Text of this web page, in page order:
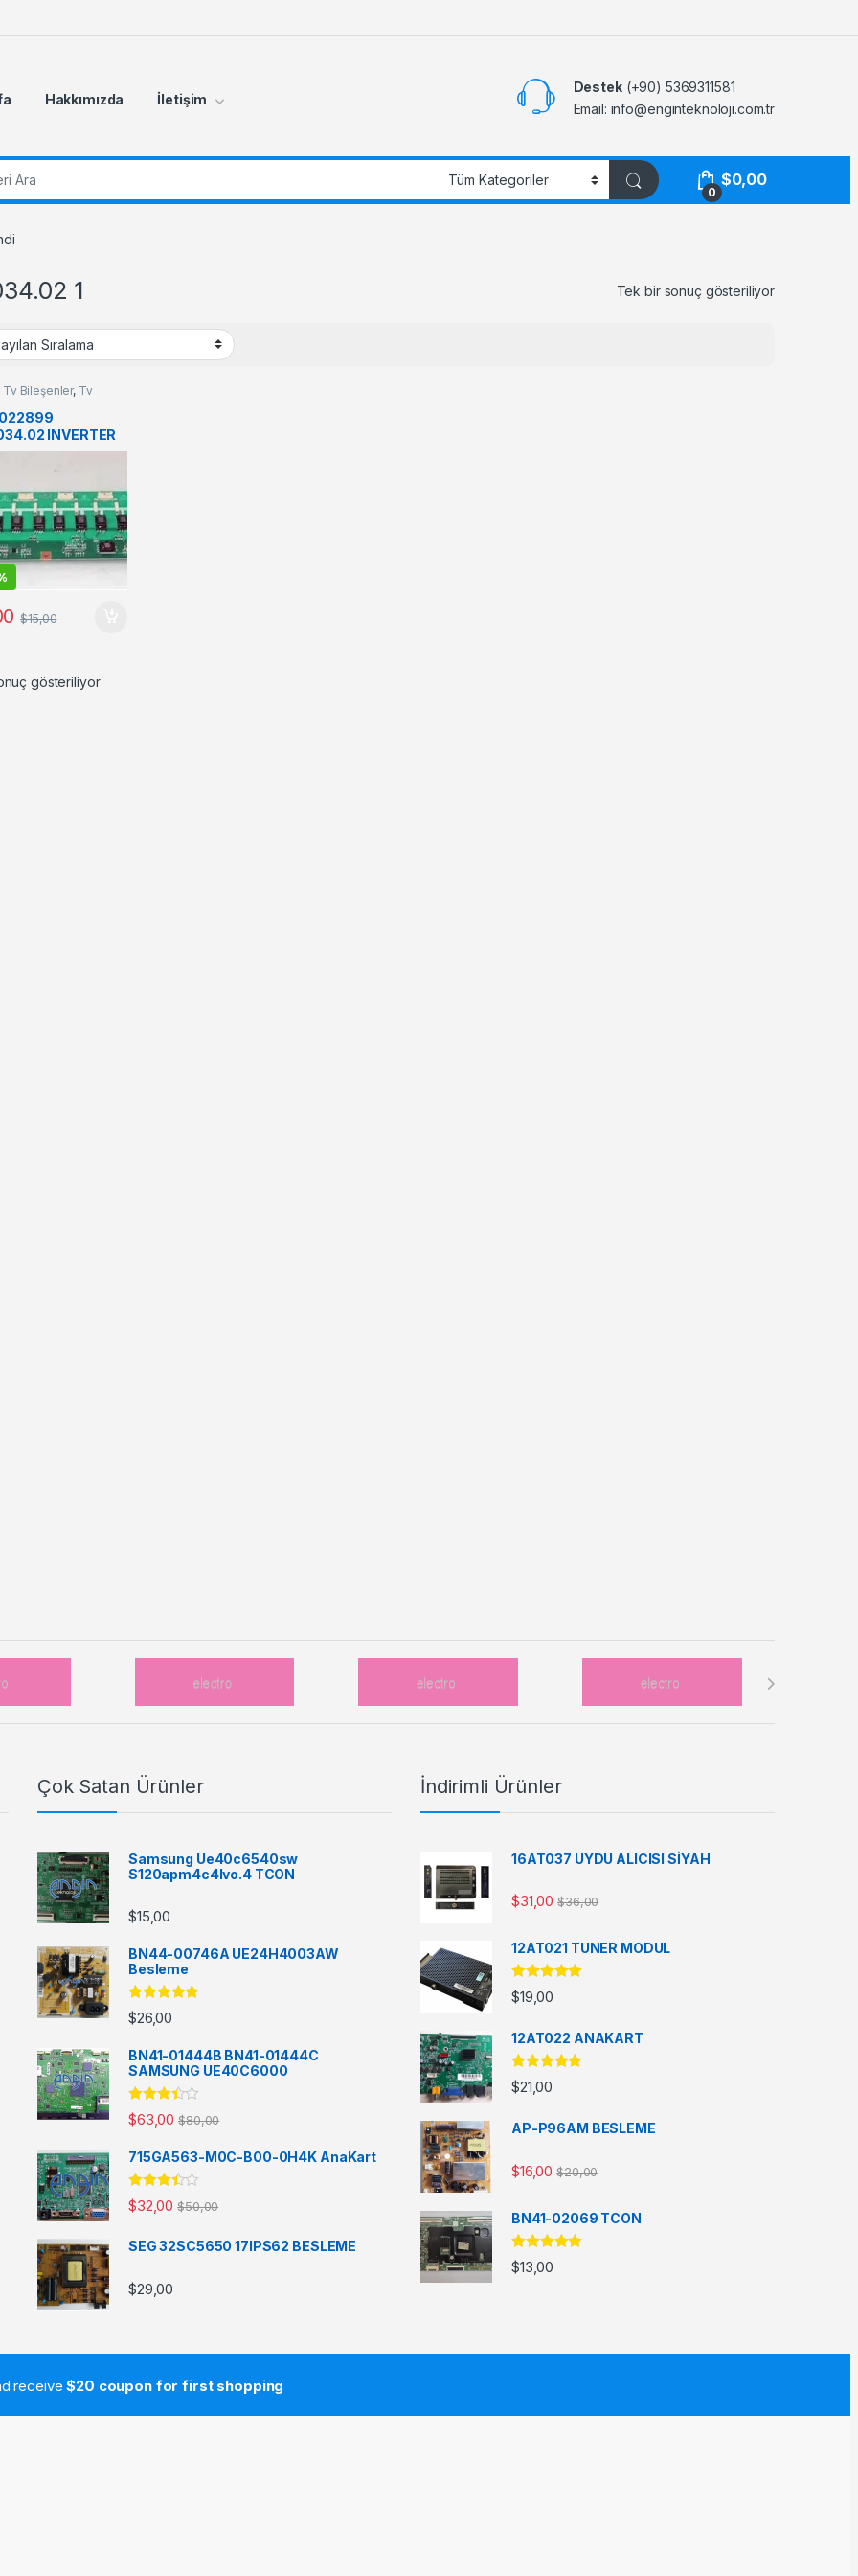
Hakkımızda İletişim
Destek(+90) 5369311581
Email: info@enginteknoloji.com.tr
0
$0,00
1 Tek bir sonuç gösteriliyor
Tv Bileşenler, Tv
INVERTER
$15,00
gösteriliyor
Çok Satan Ürünler
Samsung Ue40c6540sw
S120apm4c4lvo.4 TCON
$15,00
BN44-00746A UE24H4003AW
Besleme
5 üzerinden
5.00oy aldı
$26,00
BN41-01444B BN41-01444C
SAMSUNG UE40C6000
5
üzerinde
oy aldı
$63,00 $80,00
715GA563-M0C-B00-0H4K AnaKart
5
üzerinde
oy aldı
$32,00 $50,00
SEG 32SC5650 17IPS62 BESLEME
$29,00
İndirimli Ürünler
16AT037 UYDU ALICISI SİYAH
$31,00 $36,00
12AT021 TUNER MODUL
5 üzerinden
5.00oy aldı
$19,00
12AT022 ANAKART
5 üzerinden
5.00oy aldı
$21,00
AP-P96AM BESLEME
$16,00 $20,00
BN41-02069 TCON
5 üzerinden
5.00oy aldı
$13,00
receive$20 coupon for first shopping